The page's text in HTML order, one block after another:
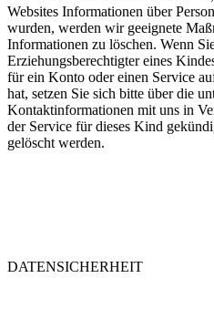
Websites Informationen über
wurden, werden wir geeignete
Informationen zu löschen. Wenn
Erziehungsberechtigter eines
für ein Konto oder einen Service
hat, setzen Sie sich bitte über die
Kontaktinformationen mit uns in
der Service für dieses Kind
gelöscht werden.
DATENSICHERHEIT